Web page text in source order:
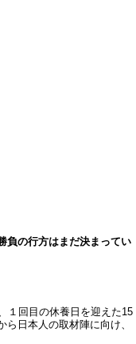
負の行方はまだ決まってい
１回目の休養日を迎えた15
日本人の取材陣に向け、